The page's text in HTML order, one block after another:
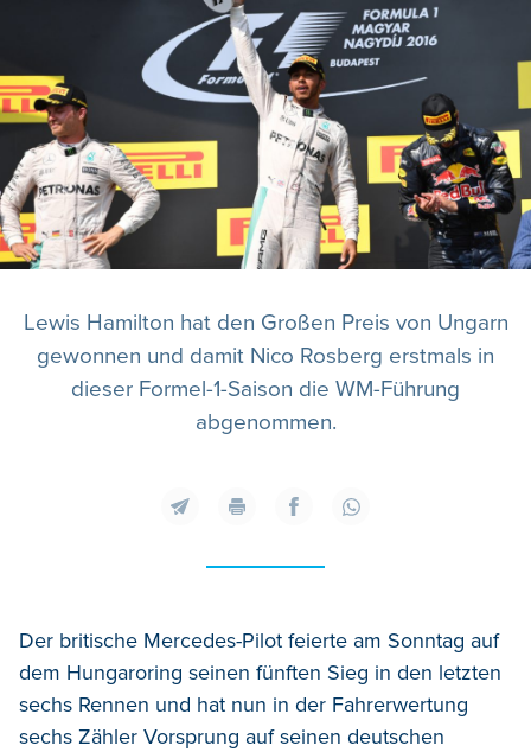
Lewis Hamilton hat den Großen Preis von Ungarn
gewonnen und damit Nico Rosberg erstmals in
dieser Formel-1-Saison die WM-Führung
abgenommen.
Der britische Mercedes-Pilot feierte am Sonntag auf
dem Hungaroring seinen fünften Sieg in den letzten
sechs Rennen und hat nun in der Fahrerwertung
sechs Zähler Vorsprung auf seinen deutschen